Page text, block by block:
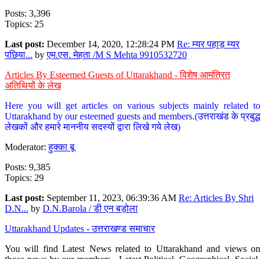
Posts: 3,396
Topics: 25
Last post: December 14, 2020, 12:28:24 PM Re: म्यर पहाड़ म्यर
पछिया... byएम.एस. मेहता /M S Mehta 9910532720
Articles By Esteemed Guests of Uttarakhand - विशेष आमंत्रित
अतिथियों के लेख
Here you will get articles on various subjects mainly related to
Uttarakhand by our esteemed guests and members.(उत्तराखंड के प्रबुद्ध
लेखकों और हमारे माननीय सदस्यों द्वारा लिखे गये लेख)
Moderator:हुक्का बू
Posts: 9,385
Topics: 29
Last post: September 11, 2023, 06:39:36 AM Re: Articles By Shri
D.N... by D.N.Barola / डी एन बड़ोला
Uttarakhand Updates - उत्तराखण्ड समाचार
You will find Latest News related to Uttarakhand and views on